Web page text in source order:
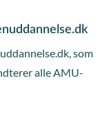
som
alle AMU-